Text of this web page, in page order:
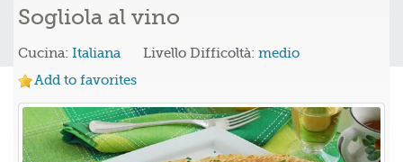
Sogliola al vino
Cucina: Italiana Livello Difficoltà: medio
Add to favorites